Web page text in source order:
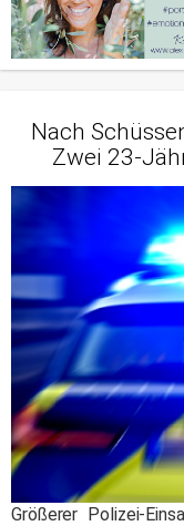
Nach
Zwei 23-
Größerer Polizei-